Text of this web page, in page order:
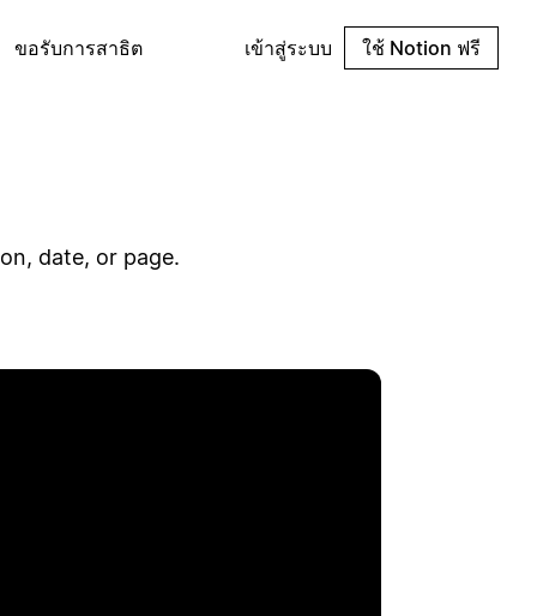
ขอรับการสาธิต เข้าสู่ระบบ ใช้ Notion ฟรี
date, or page.